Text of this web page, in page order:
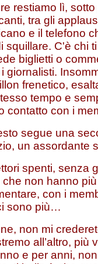
restiamo lì, sotto
tra gli
e il telefono
squillare. C'è chi
biglietti o
giornalisti.
frenetico,
tempo e
contatto con i
segue una
un assordante
spenti, senza
che non hanno
con i
sono più…
non mi
all’altro, più
e per anni,